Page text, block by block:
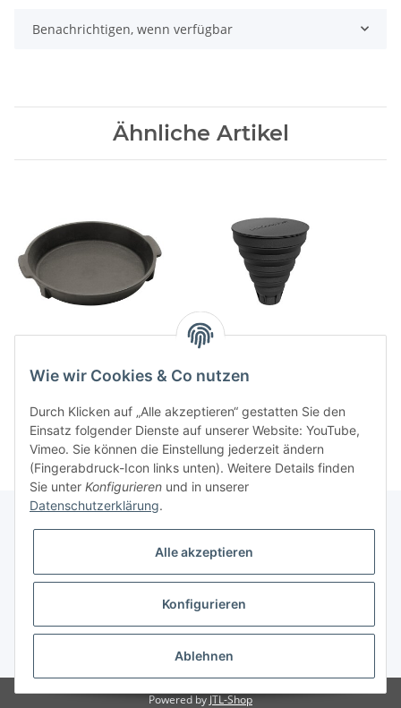
Benachrichtigen, wenn verfügbar
Ähnliche Artikel
480/570)
39,90 CHF*
24,95 CHF
Gesetzliche Informationen
* Alle Preise inkl. gesetzlicher USt., zzgl.Versand
Powered byJTL-Shop
Wie wir Cookies & Co nutzen
Durch Klicken auf „Alle akzeptieren“ gestatten Sie den
Einsatz folgender Dienste auf unserer Website: YouTube,
Vimeo. Sie können die Einstellung jederzeit ändern
(Fingerabdruck-Icon links unten). Weitere Details finden
Sie unter Konfigurieren und in unserer
Datenschutzerklärung.
Alle akzeptieren
Konfigurieren
Ablehnen